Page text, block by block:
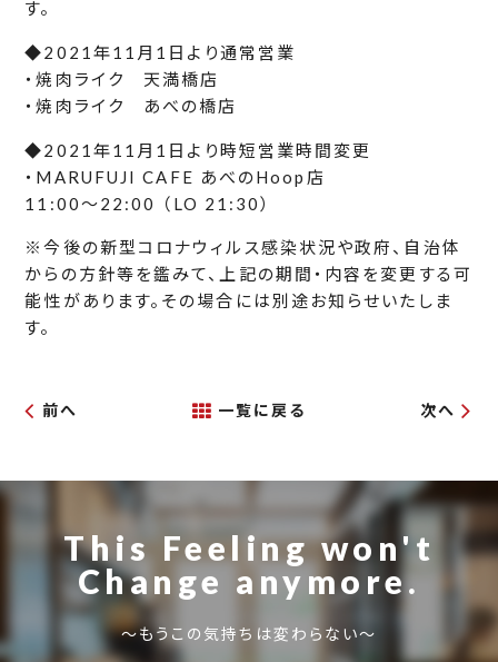
す。
◆2021年11月1日より通常営業
・焼肉ライク 天満橋店
・焼肉ライク あべの橋店
◆2021年11月1日より時短営業時間変更
・MARUFUJI CAFE あべのHoop店
11:00〜22:00 （LO 21:30）
※今後の新型コロナウィルス感染状況や政府、自治体
からの方針等を鑑みて、上記の期間・内容を変更する可
能性があります。その場合には別途お知らせいたしま
す。
前へ 一覧に戻る 次へ
This Feeling won't
Change anymore.
～もうこの気持ちは変わらない～